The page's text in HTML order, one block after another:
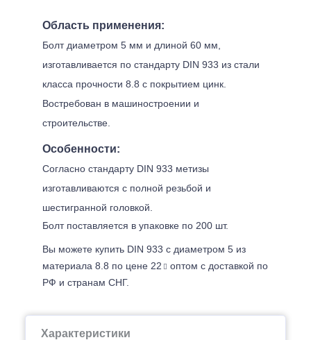
Область применения:
Болт диаметром 5 мм и длиной 60 мм,
изготавливается по стандарту DIN 933 из стали
класса прочности 8.8 с покрытием цинк.
Востребован в машиностроении и
строительстве.
Особенности:
Согласно стандарту DIN 933 метизы
изготавливаются с полной резьбой и
шестигранной головкой.
Болт поставляется в упаковке по 200 шт.
Вы можете купить DIN 933 с диаметром 5 из
материала 8.8 по цене 22
оптом с доставкой по
РФ и странам СНГ.
Характеристики